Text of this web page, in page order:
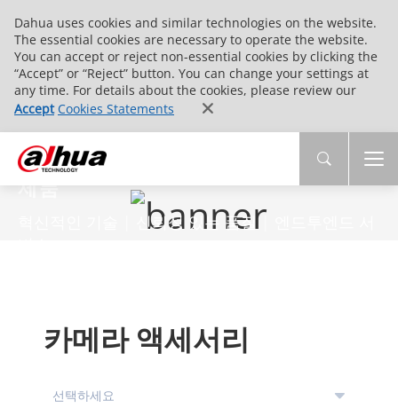
Dahua uses cookies and similar technologies on the website.
The essential cookies are necessary to operate the website.
You can accept or reject non-essential cookies by clicking the
“Accept” or “Reject” button. You can change your settings at
any time. For details about the cookies, please review our
Accept Cookies Statements
제품
혁신적인 기술 | 신뢰성 있는 품질 | 엔드투엔드 서
카메라 액세서리